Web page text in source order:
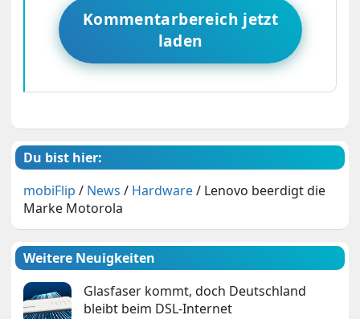
Kommentarbereich jetzt
laden
Du bist hier:
mobiFlip / News / Hardware/ Lenovo beerdigt die
Marke Motorola
Weitere Neuigkeiten
Glasfaser kommt, doch Deutschland
bleibt beim DSL-Internet